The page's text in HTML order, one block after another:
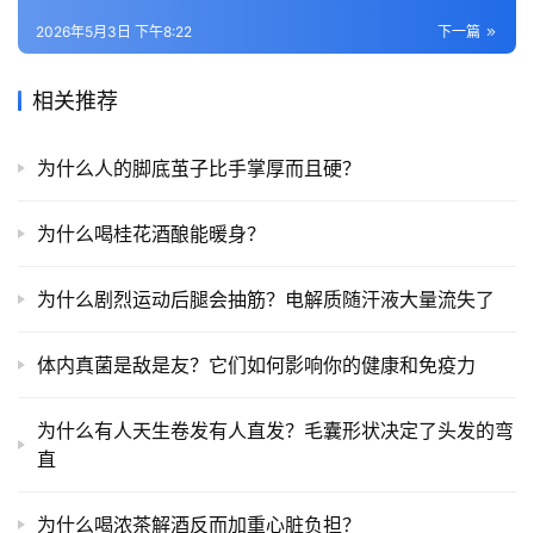
下一篇
2026年5月3日 下午8:22
相关推荐
为什么人的脚底茧子比手掌厚而且硬？
为什么喝桂花酒酿能暖身？
为什么剧烈运动后腿会抽筋？电解质随汗液大量流失了
体内真菌是敌是友？它们如何影响你的健康和免疫力
为什么有人天生卷发有人直发？毛囊形状决定了头发的弯
直
为什么喝浓茶解酒反而加重心脏负担？